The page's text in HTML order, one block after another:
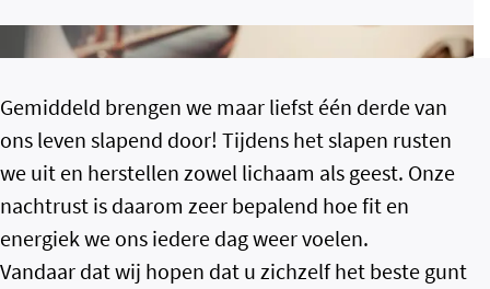
Gemiddeld brengen we maar liefst één derde van
ons leven slapend door! Tijdens het slapen rusten
we uit en herstellen zowel lichaam als geest. Onze
nachtrust is daarom zeer bepalend hoe fit en
energiek we ons iedere dag weer voelen.
Vandaar dat wij hopen dat u zichzelf het beste gunt